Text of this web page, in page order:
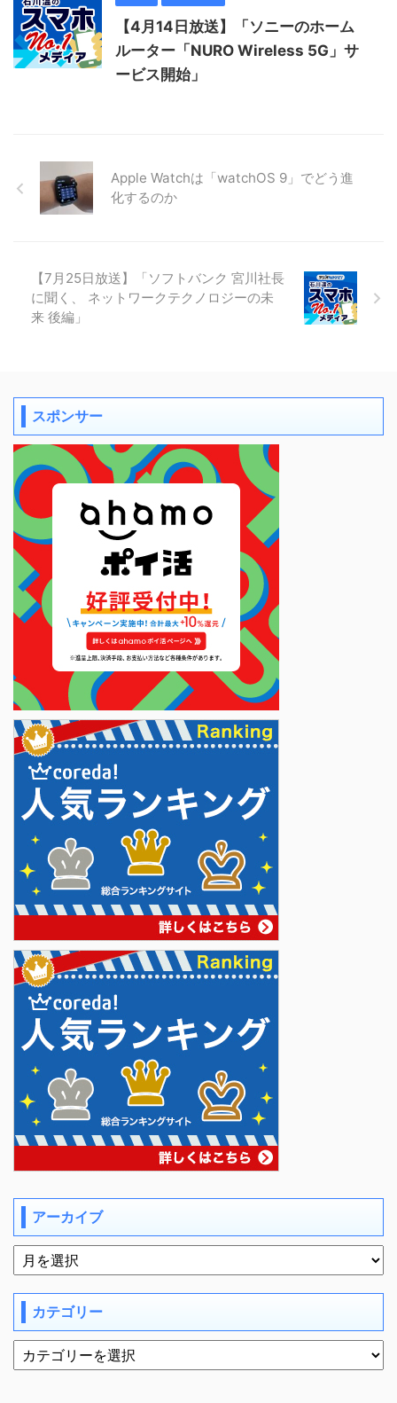
【4月14日放送】「ソニーのホーム
ルーター「NURO Wireless 5G」サ
ービス開始」
Apple Watchは「watchOS 9」でどう進
化するのか
【7月25日放送】「ソフトバンク 宮川社長
に聞く、 ネットワークテクノロジーの未
来 後編」
スポンサー
アーカイブ
カテゴリー